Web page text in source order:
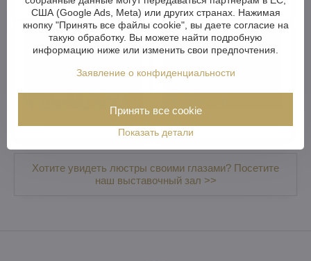
хрустальные люстры хрустальные люстры
Роскошные люстры Шпифованные люстры
Хотите увидеть люстры своими глазами? Посетите
наш выставочный зал >>
США (Google Ads, Meta) или других странах. Нажимая
кнопку "Принять все файлы cookie", вы даете согласие на
такую обработку. Вы можете найти подробную
информацию ниже или изменить свои предпочтения.
Заявление о конфиденциальности
Показать детали
Принять все cookie